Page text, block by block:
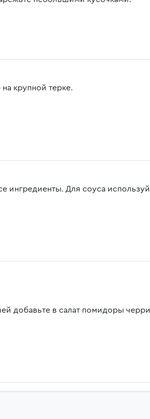
крупной терке.
ингредиенты. Для соуса
добавьте в салат помидоры